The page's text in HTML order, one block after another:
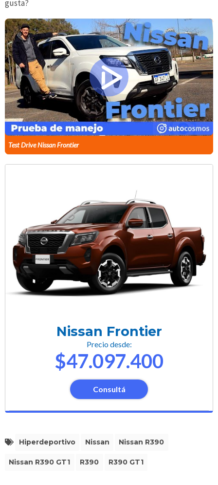
gusta?
Test Drive Nissan Frontier
Nissan Frontier
Precio desde:
$47.097.400
Consultá
Hiperdeportivo Nissan Nissan R390
Nissan R390 GT1 R390 R390 GT1